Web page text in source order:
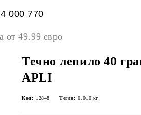
000 770
от 49.99 евро
Течно лепило 40
APLI
Код: 12848 Тегло: 0.010 кг